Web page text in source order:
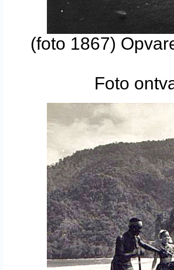
(foto 1867)
Foto